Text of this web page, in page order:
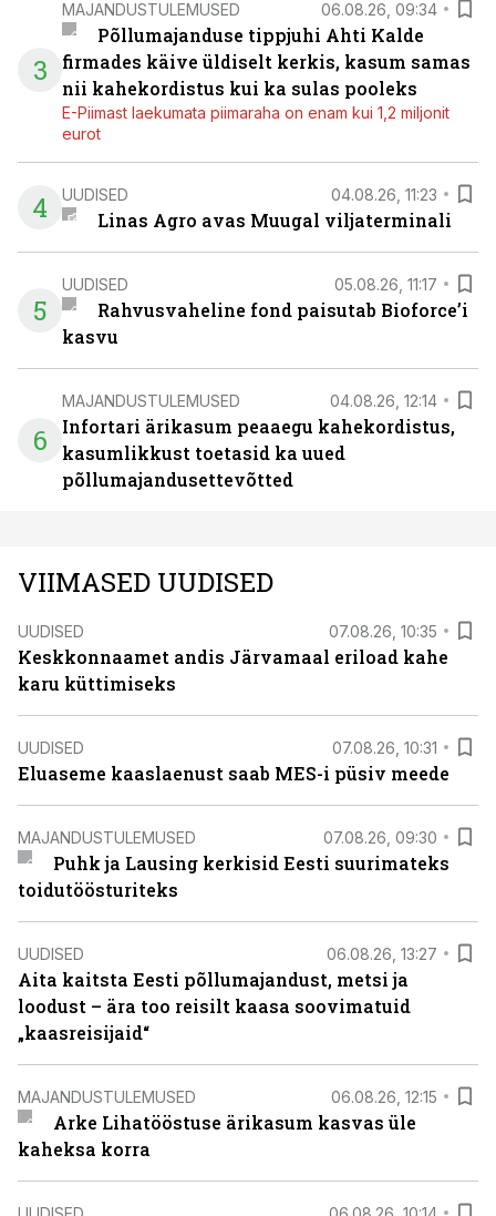
3
MAJANDUSTULEMUSED 06.08.26, 09:34
Põllumajanduse tippjuhi Ahti Kalde
firmades käive üldiselt kerkis, kasum samas
nii kahekordistus kui ka sulas pooleks
E-Piimast laekumata piimaraha on enam kui 1,2 miljonit
eurot
4 UUDISED 04.08.26, 11:23
Linas Agro avas Muugal viljaterminali
5
UUDISED 05.08.26, 11:17
Rahvusvaheline fond paisutab Bioforce’i
kasvu
6
MAJANDUSTULEMUSED 04.08.26, 12:14
Infortari ärikasum peaaegu kahekordistus,
kasumlikkust toetasid ka uued
põllumajandusettevõtted
VIIMASED UUDISED
UUDISED 07.08.26, 10:35
Keskkonnaamet andis Järvamaal eriload kahe
karu küttimiseks
UUDISED 07.08.26, 10:31
Eluaseme kaaslaenust saab MES-i püsiv meede
MAJANDUSTULEMUSED 07.08.26, 09:30
Puhk ja Lausing kerkisid Eesti suurimateks
toidutöösturiteks
UUDISED 06.08.26, 13:27
Aita kaitsta Eesti põllumajandust, metsi ja
loodust – ära too reisilt kaasa soovimatuid
„kaasreisijaid“
MAJANDUSTULEMUSED 06.08.26, 12:15
Arke Lihatööstuse ärikasum kasvas üle
kaheksa korra